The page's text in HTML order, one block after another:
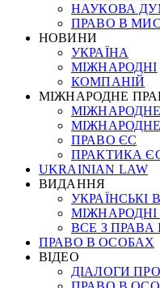
НАУКОВА
ПРАВО В
НОВИНИ
УКРАЇНА
МІЖНАРОДНІ
КОМПАНІЙ
МІЖНАРОДНЕ
ПРАВО ЄС
ПРАКТИКА
UKRAINIAN LAW
ВИДАННЯ
УКРАЇНСЬКІ
ВСЕ З ПРАВА
ПРАВО В ОСОБАХ
ВІДЕО
ДІАЛОГИ